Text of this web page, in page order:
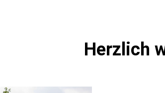
Herzlich